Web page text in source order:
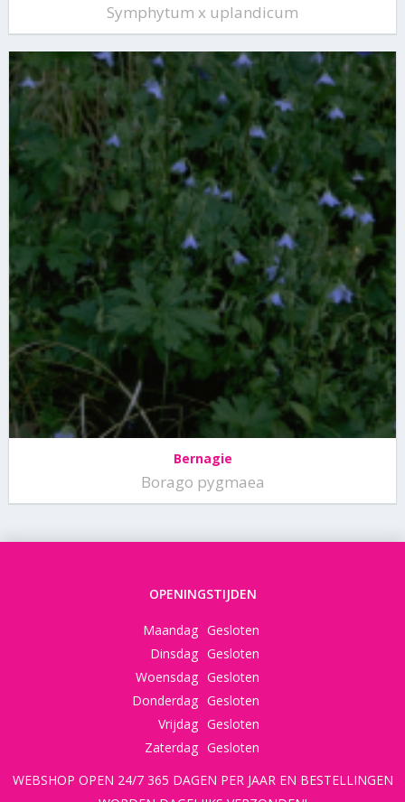
Symphytum x uplandicum
Bernagie
Borago pygmaea
OPENINGSTIJDEN
Maandag Gesloten
Dinsdag Gesloten
Woensdag Gesloten
Donderdag Gesloten
Vrijdag Gesloten
Zaterdag Gesloten
WEBSHOP OPEN 24/7 365 DAGEN PER JAAR EN BESTELLINGEN